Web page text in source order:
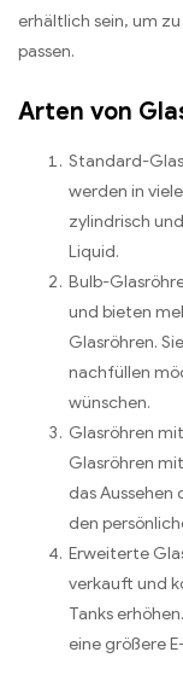
erhältlich sein, um
passen.
Arten von
Standard-
werden in
zylindrisch
Liquid.
Bulb-
und bieten
Glasröhren.
nachfüllen
wünschen.
Glasröhren
Glasröhren
das Aussehen
den
Erweiterte
verkauft und
Tanks
eine größere